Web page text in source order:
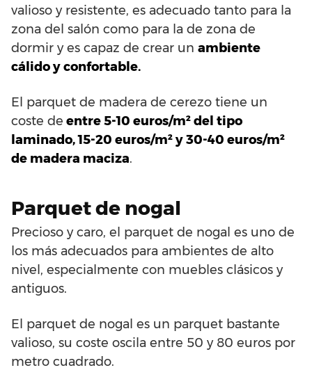
valioso y resistente, es adecuado tanto para la
zona del salón como para la de zona de
dormir y es capaz de crear un ambiente
cálido y confortable.
El parquet de madera de cerezo tiene un
coste de entre 5-10 euros/m² del tipo
laminado, 15-20 euros/m² y 30-40 euros/m²
de madera maciza.
Parquet de nogal
Precioso y caro, el parquet de nogal es uno de
los más adecuados para ambientes de alto
nivel, especialmente con muebles clásicos y
antiguos.
El parquet de nogal es un parquet bastante
valioso, su coste oscila entre 50 y 80 euros por
metro cuadrado.